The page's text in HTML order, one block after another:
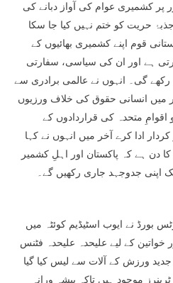
پر کشمیری عوام کی آواز دبانے کی
حریت کو ختم نہیں کیا جا سکا
قوم اپنے کشمیری بھائیوں کے
ہے اور ان کی سیاسی، سفارتی
گی۔ انہوں نے عالمی برادری سے
میں انسانی حقوق کی خلاف ورزیوں
متحدہ کی قراردادوں کے
ادا کرے آخر میں انہوں نے کہا
دن ہے کہ پاکستان اور اہلِ کشمیر
اپنی جدوجہد جاری رکھیں گے۔
بورڈ نے ایوب اسٹیڈیم کوئٹہ میں
خواتین کے لیے علیحدہ علیحدہ فٹنس
ورزش کے آلات سے لیس کیا گیا
موجود ہیں تاکہ پیشہ ورانہ